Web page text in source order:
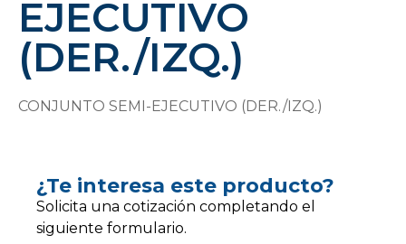
EJECUTIVO
(DER./IZQ.)
CONJUNTO SEMI-EJECUTIVO (DER./IZQ.)
¿Te interesa este producto?
Solicita una cotización completando el
siguiente formulario.